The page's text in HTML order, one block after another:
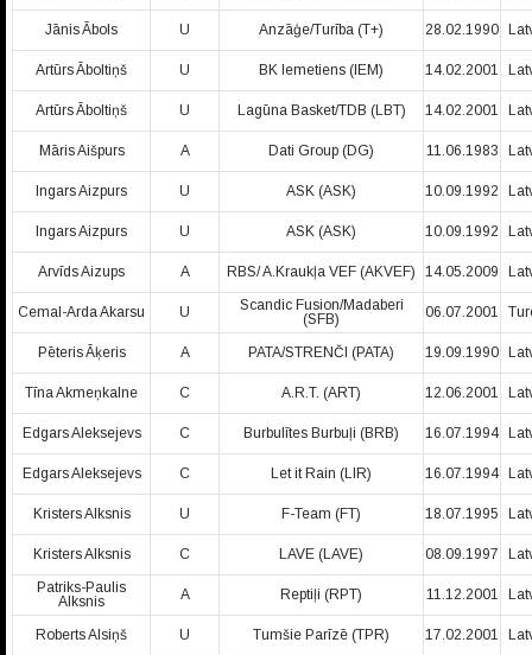
Jānis Ābols U Anzāģe/Turība (T+) 28.02.1990
Artūrs Āboltiņš U BK Iemetiens (IEM) 14.02.2001
Artūrs Āboltiņš U Lagūna Basket/TDB (LBT) 14.02.2001
Māris Aišpurs A Dati Group (DG) 11.06.1983
Ingars Aizpurs U ASK (ASK) 10.09.1992
Ingars Aizpurs U ASK (ASK) 10.09.1992
Arvīds Aizups A RBS/ A.Kraukļa VEF (AKVEF) 14.05.2009
Cemal-Arda Akarsu U
Scandic Fusion/Madaberi
(SFB)
06.07.2001
Pēteris Āķeris A PATA/STRENČI (PATA) 19.09.1990
Tīna Akmeņkalne C A.R.T. (ART) 12.06.2001
Edgars Aleksejevs C Burbulītes Burbuļi (BRB) 16.07.1994
Edgars Aleksejevs C Let it Rain (LIR) 16.07.1994
Kristers Alksnis U F-Team (FT) 18.07.1995
Kristers Alksnis C LAVE (LAVE) 08.09.1997
Patriks-Paulis
Alksnis
A Reptiļi (RPT) 11.12.2001
Roberts Alsiņš U Tumšie Parīzē (TPR) 17.02.2001